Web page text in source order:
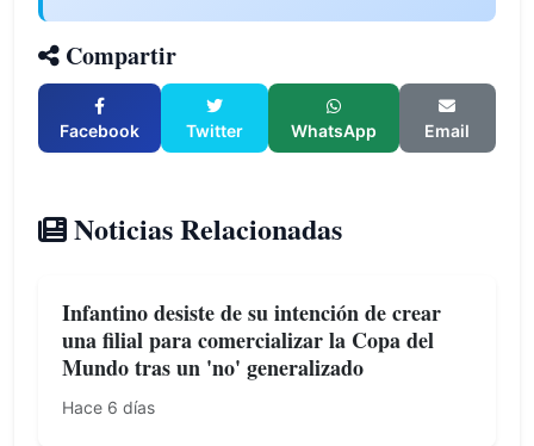
Compartir
Facebook Twitter WhatsApp Email
Noticias Relacionadas
Infantino desiste de su intención de crear
una filial para comercializar la Copa del
Mundo tras un 'no' generalizado
Hace 6 días